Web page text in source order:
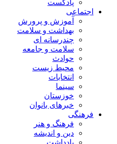
پادکست
اجتماعی
آموزش و پرورش
بهداشت و سلامت
چندرسانه ای
سلامت و جامعه
حوادث
محیط زیست
انتخابات
سینما
خوزستان
خبرهای بانوان
فرهنگی
فرهنگ و هنر
دین و اندیشه
یادداشت